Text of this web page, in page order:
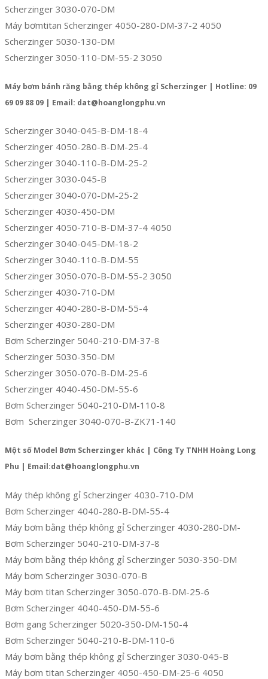
Scherzinger 3030-070-DM
Máy bơmtitan Scherzinger 4050-280-DM-37-2 4050
Scherzinger 5030-130-DM
Scherzinger 3050-110-DM-55-2 3050
Máy bơm bánh răng bằng thép không gỉ Scherzinger | Hotline: 09
69 09 88 09 | Email: dat@hoanglongphu.vn
Scherzinger 3040-045-B-DM-18-4
Scherzinger 4050-280-B-DM-25-4
Scherzinger 3040-110-B-DM-25-2
Scherzinger 3030-045-B
Scherzinger 3040-070-DM-25-2
Scherzinger 4030-450-DM
Scherzinger 4050-710-B-DM-37-4 4050
Scherzinger 3040-045-DM-18-2
Scherzinger 3040-110-B-DM-55
Scherzinger 3050-070-B-DM-55-2 3050
Scherzinger 4030-710-DM
Scherzinger 4040-280-B-DM-55-4
Scherzinger 4030-280-DM
Bơm Scherzinger 5040-210-DM-37-8
Scherzinger 5030-350-DM
Scherzinger 3050-070-B-DM-25-6
Scherzinger 4040-450-DM-55-6
Bơm Scherzinger 5040-210-DM-110-8
Bơm Scherzinger 3040-070-B-ZK71-140
Một số Model Bơm Scherzinger khác | Công Ty TNHH Hoàng Long
Phu | Email:dat@hoanglongphu.vn
Máy thép không gỉ Scherzinger 4030-710-DM
Bơm Scherzinger 4040-280-B-DM-55-4
Máy bơm bằng thép không gỉ Scherzinger 4030-280-DM-
Bơm Scherzinger 5040-210-DM-37-8
Máy bơm bằng thép không gỉ Scherzinger 5030-350-DM
Máy bơm Scherzinger 3030-070-B
Máy bơm titan Scherzinger 3050-070-B-DM-25-6
Bơm Scherzinger 4040-450-DM-55-6
Bơm gang Scherzinger 5020-350-DM-150-4
Bơm Scherzinger 5040-210-B-DM-110-6
Máy bơm bằng thép không gỉ Scherzinger 3030-045-B
Máy bơm titan Scherzinger 4050-450-DM-25-6 4050